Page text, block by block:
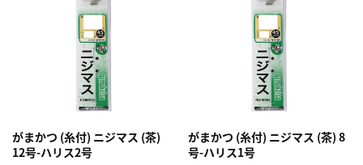
がまかつ (糸付) ニジマス (茶)
12号-ハリス2号
がまかつ (糸付) ニジマス (茶) 8
号-ハリス1号